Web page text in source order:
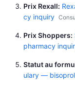
Prix Rexall
cy inquiry
Prix Shoppers
pharmacy
Statut au
ulary —